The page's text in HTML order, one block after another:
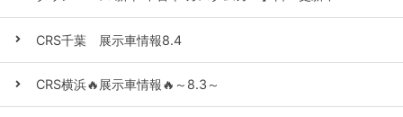
CRS千葉 展示車情報8.4
CRS横浜🔥展示車情報🔥～8.3～